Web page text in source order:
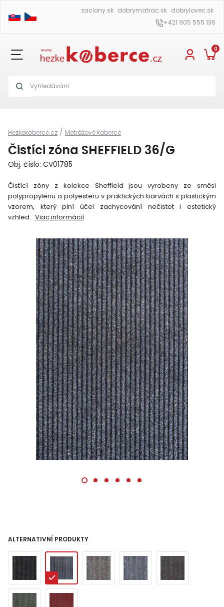
zaclony.sk dobrymatrac.sk dobrylovec.sk
+421 905 555 136
0
Hezkekoberce.cz / Metrážové koberce
Čistíci zóna SHEFFIELD 36/G
Obj. číslo: CV01785
Čistící zóny z kolekce Sheffield jsou vyrobeny ze směsi
polypropylenu a polyesteru v praktických barvách s plastickým
vzorem, který plní účel zachycování nečistot i estetický
vzhled. Viac informácií
ALTERNATIVNÍ PRODUKTY